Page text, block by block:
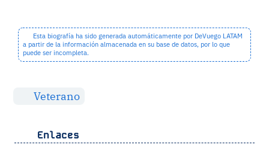
Esta biografía ha sido generada automáticamente por DeVuego LATAM
a partir de la información almacenada en su base de datos, por lo que
puede ser incompleta.
Veterano
Enlaces